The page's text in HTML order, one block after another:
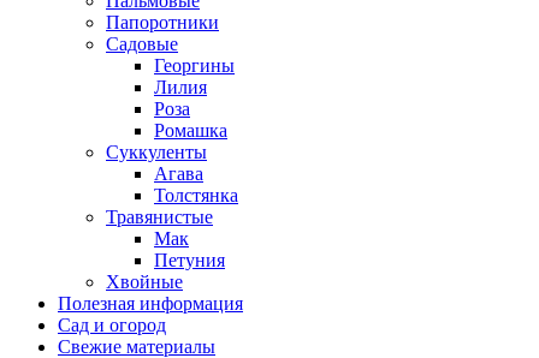
Папоротники
Садовые
Георгины
Лилия
Роза
Ромашка
Суккуленты
Агава
Толстянка
Травянистые
Мак
Петуния
Хвойные
Полезная информация
Сад и огород
Свежие материалы